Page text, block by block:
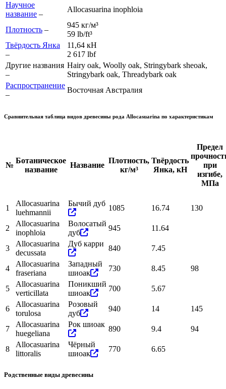
Научное
название –
Allocasuarina inophloia
Плотность –
945 кг/м³
59 lb/ft³
Твёрдость Янка
–
11,64 кН
2 617 lbf
Другие названия
–
Hairy oak, Woolly oak, Stringybark sheoak,
Stringybark oak, Threadybark oak
Распространение
–
Восточная Австралия
Сравнительная таблица видов древесины рода Allocasuarina по характеристикам
№
Ботаническое
название
Название
Плотность,
кг/м³
Твёрдость
Янка, кН
Предел
при
изгибе,
МПа
1
Allocasuarina
luehmannii
Бычий дуб
1085 16.74 130
2
Allocasuarina
inophloia
Волосатый
дуб
945 11.64
3
Allocasuarina
decussata
Дуб карри
840 7.45
4
Allocasuarina
fraseriana
Западный
шиоак
730 8.45 98
5
Allocasuarina
verticillata
Поникший
шиоак
700 5.67
6
Allocasuarina
torulosa
Розовый
дуб
940 14 145
7
Allocasuarina
huegeliana
Рок шиоак
890 9.4 94
8
Allocasuarina
littoralis
Чёрный
шиоак
770 6.65
Родственные виды древесины